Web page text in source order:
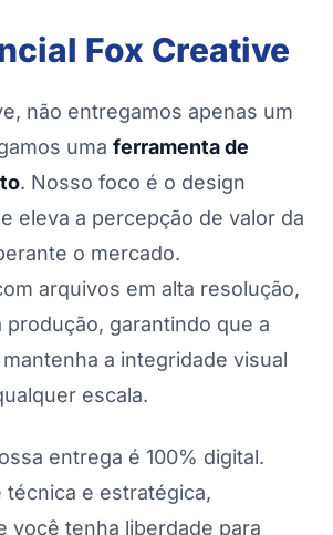
Fox Creative
não entregamos apenas um
uma ferramenta de
. Nosso foco é o design
eleva a percepção de valor da
o mercado.
arquivos em alta resolução,
produção, garantindo que a
a integridade visual
escala.
entrega é 100% digital.
técnica e estratégica,
você tenha liberdade para